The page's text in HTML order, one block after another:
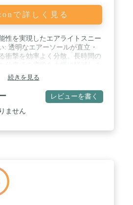
で詳しく見る
性を実現したエアライトスニー
: 透明なエアーソールが直立・
衝撃を効率よく分散。長時間の
ずか245gという軽量設計。履
持ち運びにも優れています。旅
一足です。 / 男女兼用: 幅広い
なデザインは性別を問わずお使
らゆるライフシーンにエアライ
続きを見る
レビューを書く
ません